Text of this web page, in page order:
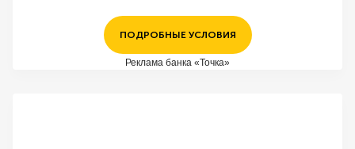
ПОДРОБНЫЕ УСЛОВИЯ
Реклама банка «Точка»